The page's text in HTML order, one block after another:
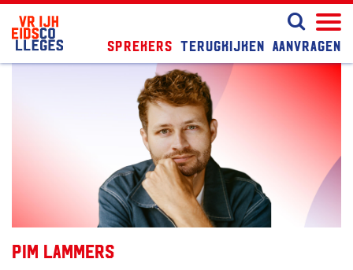
Sprekers Terugkijken Aanvragen
Pim Lammers